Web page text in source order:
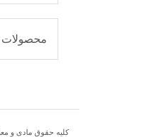
محصولات
کلیه حقوق مادی و